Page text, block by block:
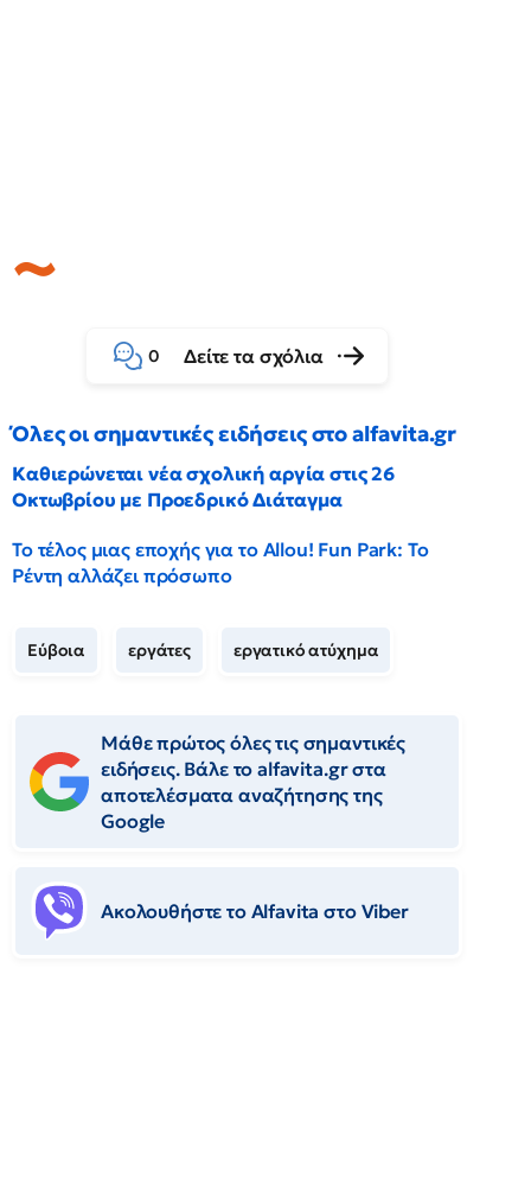
0 Δείτε τα σχόλια
Όλες οι σημαντικές ειδήσεις στο alfavita.gr
Καθιερώνεται νέα σχολική αργία στις 26
Οκτωβρίου με Προεδρικό Διάταγμα
Το τέλος μιας εποχής για το Allou! Fun Park: Το
Ρέντη αλλάζει πρόσωπο
Εύβοια εργάτες εργατικό ατύχημα
Μάθε πρώτος όλες τις σημαντικές
ειδήσεις. Βάλε το alfavita.gr στα
αποτελέσματα αναζήτησης της
Google
Ακολουθήστε το Αlfavita στο Viber